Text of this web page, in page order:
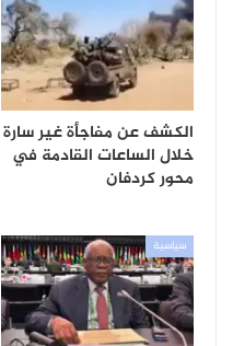
الكشف عن مفاجأة غير سارة
خلال الساعات القادمة في
محور كردفان
سياسية